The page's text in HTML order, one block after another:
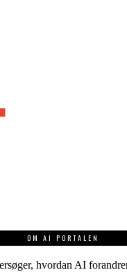
OM AI PORTALEN
hvordan AI